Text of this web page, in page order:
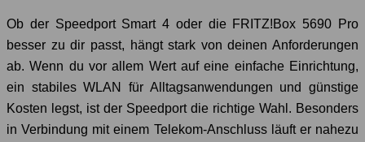
Ob der Speedport Smart 4 oder die FRITZ!Box 5690 Pro
besser zu dir passt, hängt stark von deinen Anforderungen
ab. Wenn du vor allem Wert auf eine einfache Einrichtung,
ein stabiles WLAN für Alltagsanwendungen und günstige
Kosten legst, ist der Speedport die richtige Wahl. Besonders
in Verbindung mit einem Telekom-Anschluss läuft er nahezu